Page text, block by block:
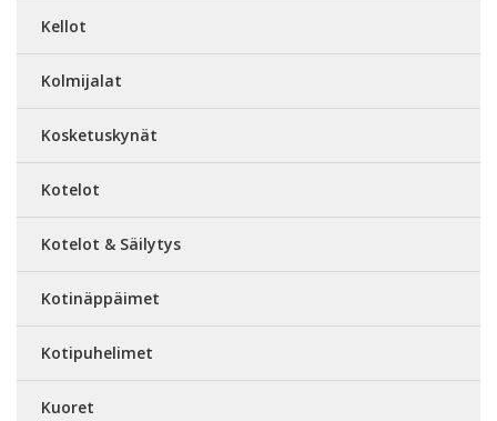
Kellot
Kolmijalat
Kosketuskynät
Kotelot
Kotelot & Säilytys
Kotinäppäimet
Kotipuhelimet
Kuoret